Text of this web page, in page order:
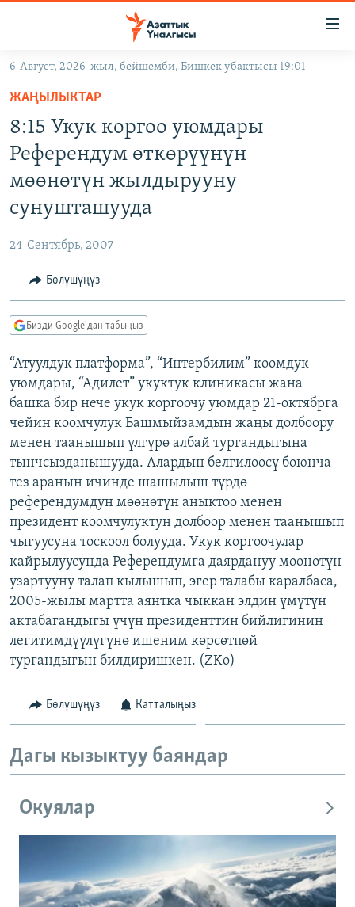
Навигацияга
өтүңүз
салыңызКЫРГЫЗСТАН
ДҮЙНӨ
УКРАИНА
БҮГҮН АЗАТТЫКТА
ЭКСПЕРТТЕР ТАЛДАЙТ
БИЗ ЖАНА ДҮЙНӨ
ЭЖЕ-СИҢДИЛЕР
АЗАТТЫК+
ЫҢГАЙСЫЗ СУРООЛОР
ПОДКАСТ
ӨЗГӨЧӨ ПИКИР
Русский
ОНЛАЙН ШЕРИНЕ
ЭЕ/АРнун бардык сайттары
6-Август, 2026-жыл, бейшемби, Бишкек убактысы 19:01
ЖАҢЫЛЫКТАР
8:15 Укук коргоо уюмдары
Референдум өткөрүүнүн
мөөнөтүн жылдырууну
сунушташууда
24-Сентябрь, 2007
Бөлүшүңүз
Бизди Google'дан табыңыз
“Атуулдук платформа”, “Интербилим” коомдук
уюмдары, “Адилет” укуктук клиникасы жана
башка бир нече укук коргоочу уюмдар 21-октябрга
чейин коомчулук Башмыйзамдын жаңы долбоору
менен таанышып үлгүрө албай тургандыгына
тынчсызданышууда. Алардын белгилөөсү боюнча
тез аранын ичинде шашылыш түрдө
референдумдун мөөнөтүн аныктоо менен
президент коомчулуктун долбоор менен таанышып
чыгуусуна тоскоол болууда. Укук коргоочулар
кайрылуусунда Референдумга даярдануу мөөнөтүн
узартууну талап кылышып, эгер талабы каралбаса,
2005-жылы мартта аянтка чыккан элдин үмүтүн
актабагандыгы үчүн президенттин бийлигинин
легитимдүүлүгүнө ишеним көрсөтпөй
тургандыгын билдиришкен. (ZKo)
Бөлүшүңүз Катталыңыз
Дагы кызыктуу баяндар
Окуялар